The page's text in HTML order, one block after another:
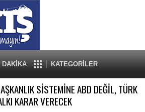
DAKİKA KATEGORİLER
SİSTEMİNE ABD DEĞİL, TÜRK
KARAR VERECEK